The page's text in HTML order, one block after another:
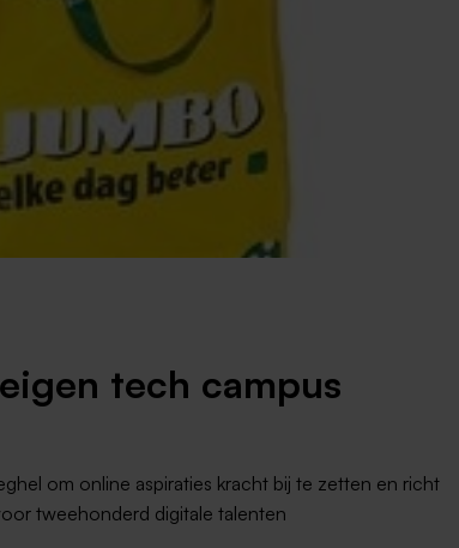
tech campus
om online aspiraties kracht bij te zetten en richt
tweehonderd digitale talenten